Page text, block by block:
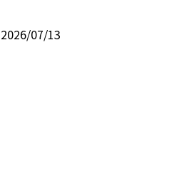
2026/07/13